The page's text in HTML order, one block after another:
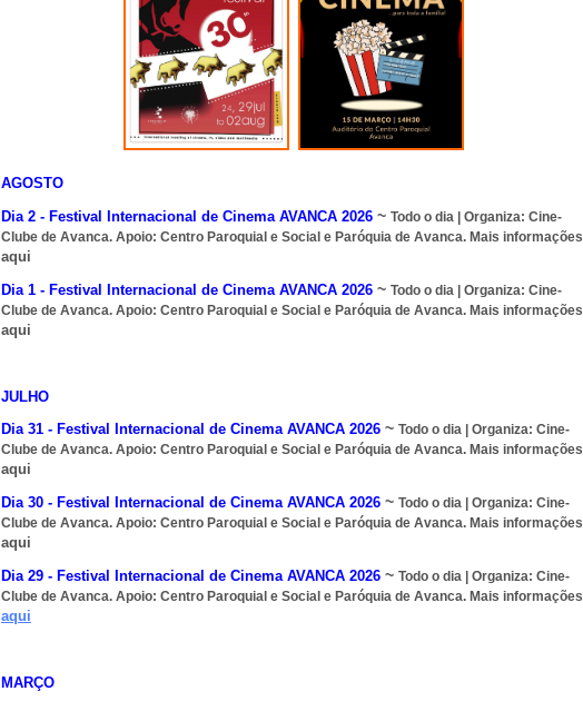
AGOSTO
Dia 2 - Festival Internacional de Cinema AVANCA 2026 ~ Todo o dia | Organiza: Cine-
Clube de Avanca. Apoio: Centro Paroquial e Social e Paróquia de Avanca. Mais informações
aqui
Dia 1 - Festival Internacional de Cinema AVANCA 2026 ~ Todo o dia | Organiza: Cine-
Clube de Avanca. Apoio: Centro Paroquial e Social e Paróquia de Avanca. Mais informações
aqui
JULHO
Dia 31 - Festival Internacional de Cinema AVANCA 2026 ~ Todo o dia | Organiza: Cine-
Clube de Avanca. Apoio: Centro Paroquial e Social e Paróquia de Avanca. Mais informações
aqui
Dia 30 - Festival Internacional de Cinema AVANCA 2026 ~ Todo o dia | Organiza: Cine-
Clube de Avanca. Apoio: Centro Paroquial e Social e Paróquia de Avanca. Mais informações
aqui
Dia 29 - Festival Internacional de Cinema AVANCA 2026 ~ Todo o dia | Organiza: Cine-
Clube de Avanca. Apoio: Centro Paroquial e Social e Paróquia de Avanca. Mais informações
aqui
MARÇO